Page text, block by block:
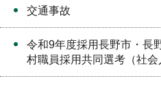
交通事故
令和9年度採用長野市・長
村職員採用共同選考（社